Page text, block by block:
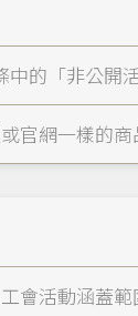
中的「非公開
官網一樣的商
會活動涵蓋範